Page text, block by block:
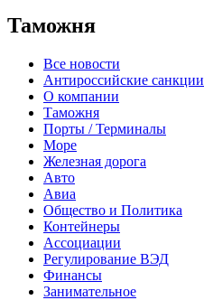
Таможня
Все новости
Антироссийские санкции
О компании
Таможня
Порты / Терминалы
Море
Железная дорога
Авто
Авиа
Общество и Политика
Контейнеры
Ассоциации
Регулирование ВЭД
Финансы
Занимательное